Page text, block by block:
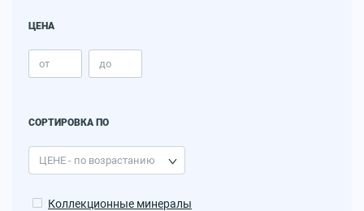
ЦЕНА
СОРТИРОВКА ПО
Коллекционные минералы